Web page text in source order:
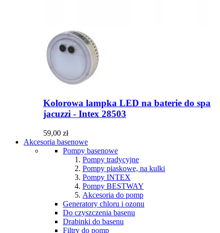
Kolorowa lampka LED na baterie do spa
jacuzzi - Intex 28503
59,00 zł
Akcesoria basenowe
Pompy basenowe
Pompy tradycyjne
Pompy piaskowe, na kulki
Pompy INTEX
Pompy BESTWAY
Akcesoria do pomp
Generatory chloru i ozonu
Do czyszczenia basenu
Drabinki do basenu
Filtry do pomp